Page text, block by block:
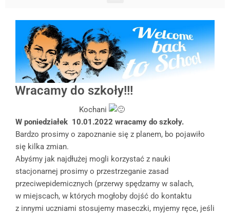
Wracamy do szkoły!!!
Kochani
W poniedziałek 10.01.2022 wracamy do szkoły.
Bardzo prosimy o zapoznanie się z planem, bo pojawiło
się kilka zmian.
Abyśmy jak najdłużej mogli korzystać z nauki
stacjonarnej prosimy o przestrzeganie zasad
przeciwepidemicznych (przerwy spędzamy w salach,
w miejscach, w których mogłoby dojść do kontaktu
z innymi uczniami stosujemy maseczki, myjemy ręce, jeśli